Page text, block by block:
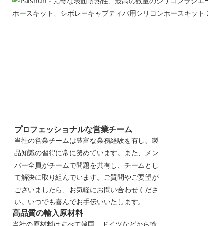
プロフェッショナルな営業チーム
当社の営業チームは豊富な業務経験を有し、製
品知識の習得に常に努めています。また、メン
バー全員がチームで問題を共有し、チームとし
て解決に取り組んでいます。ご質問やご要望が
ございましたら、お気軽にお問い合わせくださ
い。いつでも喜んでお手伝いいたします。
高品質の輸入原材料
当社の原材料はすべて韓国、ドイツなどから輸